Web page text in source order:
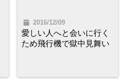
2016/12/09
愛しい人へと会いに行く
ため飛行機で獄中見舞い